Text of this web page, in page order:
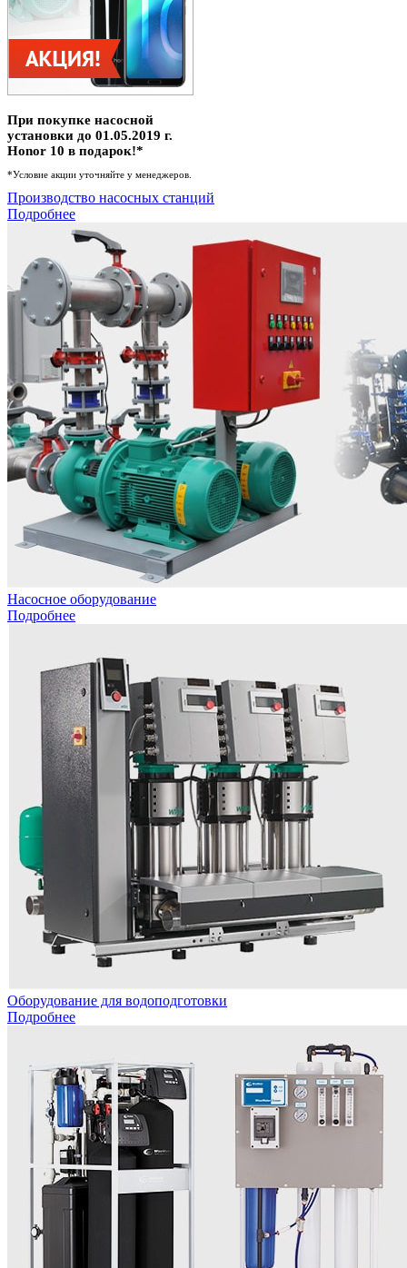
При покупке насосной
установки до 01.05.2019 г.
Honor 10 в подарок!*
*Условие акции уточняйте у менеджеров.
Производство насосных станций
Подробнее
Насосное оборудование
Подробнее
Оборудование для водоподготовки
Подробнее